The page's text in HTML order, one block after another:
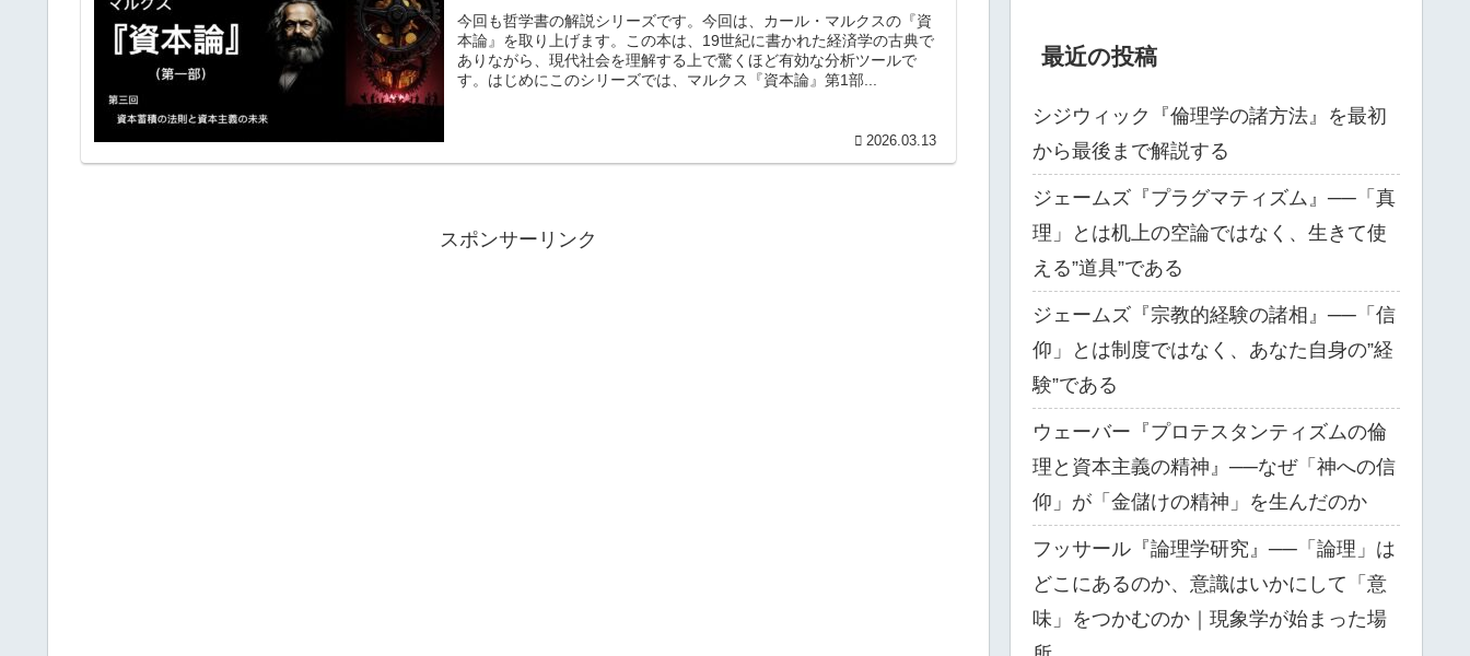
今回も哲学書の解説シリーズです。今回は、カール・マルクスの『資
本論』を取り上げます。この本は、19世紀に書かれた経済学の古典で
ありながら、現代社会を理解する上で驚くほど有効な分析ツールで
す。はじめにこのシリーズでは、マルクス『資本論』第1部...
2026.03.13
スポンサーリンク
最近の投稿
シジウィック『倫理学の諸方法』を最初
から最後まで解説する
ジェームズ『プラグマティズム』──「真
理」とは机上の空論ではなく、生きて使
える”道具”である
ジェームズ『宗教的経験の諸相』──「信
仰」とは制度ではなく、あなた自身の”経
験”である
ウェーバー『プロテスタンティズムの倫
理と資本主義の精神』──なぜ「神への信
仰」が「金儲けの精神」を生んだのか
フッサール『論理学研究』──「論理」は
どこにあるのか、意識はいかにして「意
味」をつかむのか｜現象学が始まった場